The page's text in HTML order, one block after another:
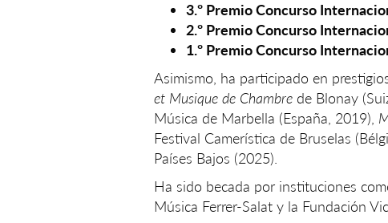
3.º Premio Concurso
2.º Premio Concurso
1.º Premio Concurso
Asimismo, ha participado en
et Musique de Chambre de Blonay
Música de Marbella (España, 2019),
Festival Camerística de Bruselas
Países Bajos (2025).
Ha sido becada por instituciones
Música Ferrer-Salat y la Fundación